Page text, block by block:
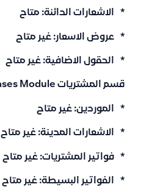
* الاشعارات الدائنة: متاح
* عروض الاسعار: غير متاح
* الحقول الاضافية: غير متاح
قسم المشتريات Purchases Module
* الموردين: غير متاح
* الاشعارات المدينة: غير متاح
* فواتير المشتريات: غير متاح
* الفواتير البسيطة: غير متاح